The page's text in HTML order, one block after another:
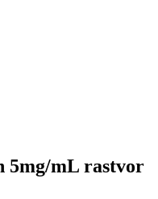
5mg/mL rastvor